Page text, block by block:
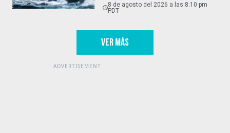
8 de agosto del 2026 a las 8:10 pm
PDT
VER MÁS